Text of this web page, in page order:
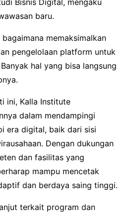
Bisnis Digital, mengaku
baru.
memaksimalkan
pengelolaan platform untuk
hal yang bisa langsung
ini, Kalla Institute
dalam mendampingi
era digital, baik dari sisi
Dengan dukungan
dan fasilitas yang
mampu mencetak
dan berdaya saing tinggi.
terkait program dan